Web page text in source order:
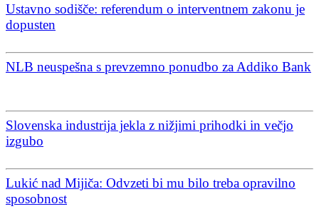
Ustavno sodišče: referendum o interventnem zakonu je
dopusten
NLB neuspešna s prevzemno ponudbo za Addiko Bank
Slovenska industrija jekla z nižjimi prihodki in večjo
izgubo
Lukić nad Mijiča: Odvzeti bi mu bilo treba opravilno
sposobnost